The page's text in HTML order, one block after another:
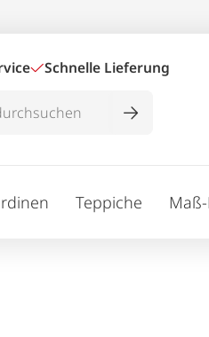
Schnelle Lieferung
Teppiche